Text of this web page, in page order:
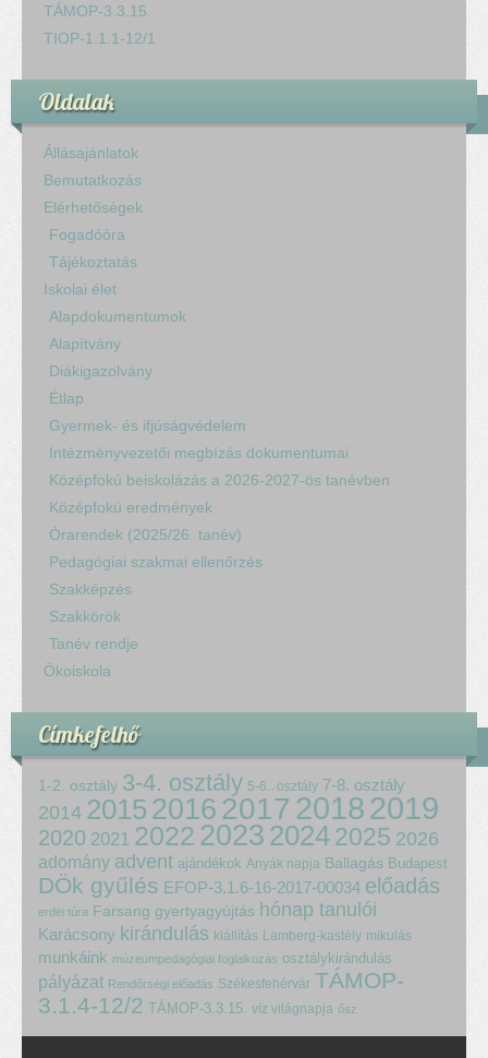
TÁMOP-3.3.15.
TIOP-1.1.1-12/1
Oldalak
Állásajánlatok
Bemutatkozás
Elérhetőségek
Fogadóóra
Tájékoztatás
Iskolai élet
Alapdokumentumok
Alapítvány
Diákigazolvány
Étlap
Gyermek- és ifjúságvédelem
Intézményvezetői megbízás dokumentumai
Középfokú beiskolázás a 2026-2027-ös tanévben
Középfokú eredmények
Órarendek (2025/26. tanév)
Pedagógiai szakmai ellenőrzés
Szakképzés
Szakkörök
Tanév rendje
Ökoiskola
Címkefelhő
1-2. osztály 3-4. osztály 5-6.. osztály 7-8. osztály
2014 2015 2016 2017 20182019
2020 2021 2022 2023 20242025 2026
adomány advent ajándékok Anyák napja Ballagás Budapest
DÖk gyűlés EFOP-3.1.6-16-2017-00034 előadás
erdei túra Farsang gyertyagyújtás hónap tanulói
Karácsony kirándulás kiállítás Lamberg-kastély mikulás
munkáink múzeumpedagógiai foglalkozás osztálykirándulás
pályázat Rendőrségi előadás Székesfehérvár TÁMOP-
3.1.4-12/2 TÁMOP-3.3.15. víz világnapja ősz